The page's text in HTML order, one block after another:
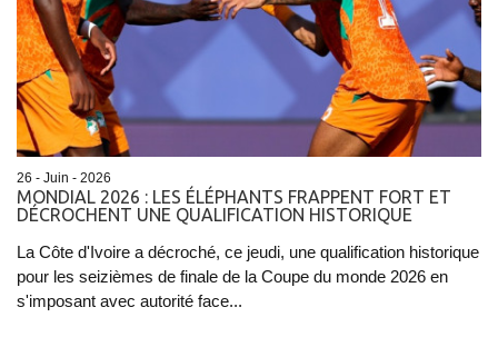
26 - Juin - 2026
MONDIAL 2026 : LES ÉLÉPHANTS FRAPPENT FORT ET
DÉCROCHENT UNE QUALIFICATION HISTORIQUE
La Côte d'Ivoire a décroché, ce jeudi, une qualification historique
pour les seizièmes de finale de la Coupe du monde 2026 en
s'imposant avec autorité face...